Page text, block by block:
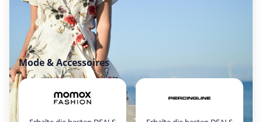
Mode & Accessoires